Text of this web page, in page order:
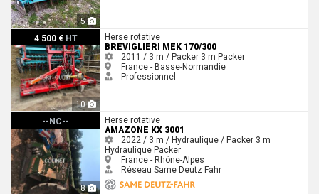
5
4 500 € HT
10
Breviglieri MEK 170/300Herse rotative
BREVIGLIERI MEK 170/300
2011 / 3 m / Packer 3 m Packer
France - Basse-Normandie
Professionnel
--NC--
8
Amazone KX 3001
Herse rotative
AMAZONE KX 3001
2022 / 3 m / Hydraulique / Packer 3 m
Hydraulique Packer
France - Rhône-Alpes
Réseau Same Deutz Fahr